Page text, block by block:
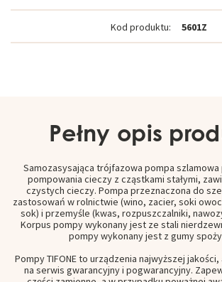
Kod produktu: 5601Z
Pełny opis
Samozasysająca trójfazowa pompa
pompowania cieczy z cząstkami stałymi,
czystych cieczy. Pompa przeznaczona do
zastosowań w rolnictwie (wino, zacier, soki
sok) i przemyśle (kwas, rozpuszczalniki,
Korpus pompy wykonany jest ze stali
pompy wykonany jest z gumy
Pompy TIFONE to urządzenia najwyższej
na serwis gwarancyjny i pogwarancyjny.